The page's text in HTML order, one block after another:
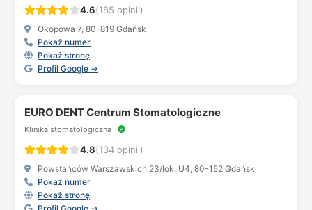
4.6(185 opinii)
Okopowa 7, 80-819 Gdańsk
Pokaż numer
Pokaż stronę
Profil Google →
EURO DENT Centrum Stomatologiczne
Klinika stomatologiczna
4.8(134 opinii)
Powstańców Warszawskich 23/lok. U4, 80-152 Gdańsk
Pokaż numer
Pokaż stronę